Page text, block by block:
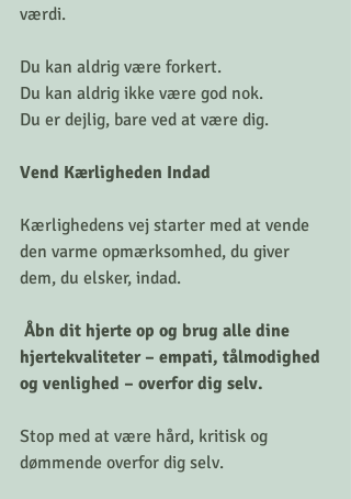
værdi.
Du kan aldrig være forkert.
Du kan aldrig ikke være god nok.
Du er dejlig, bare ved at være dig.
Vend Kærligheden Indad
Kærlighedens vej starter med at vende
den varme opmærksomhed, du giver
dem, du elsker, indad.
hjertekvaliteter – empati, tålmodighed
og venlighed – overfor dig selv.
Stop med at være hård, kritisk og
dømmende overfor dig selv.